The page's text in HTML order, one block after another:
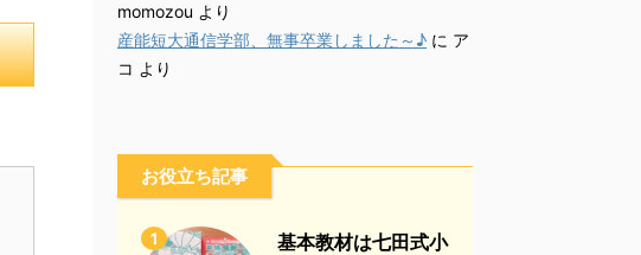
momozou より
産能短大通信学部、無事卒業しました～♪ に ア
コ より
お役立ち記事
1
基本教材は七田式小